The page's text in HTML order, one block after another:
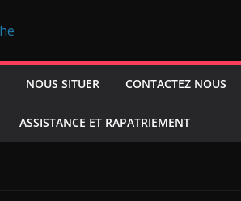
NOUS SITUER CONTACTEZ NOUS
ASSISTANCE ET RAPATRIEMENT